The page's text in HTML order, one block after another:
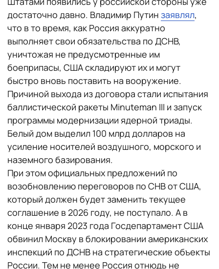
достаточно давно. Владимир Путин заявлял,
что в то время, как Россия аккуратно
выполняет свои обязательства по ДСНВ,
уничтожая не предусмотренные им
боеприпасы, США складируют их и могут
быстро вновь поставить на вооружение.
Причиной выхода из договора стали испытания
баллистической ракеты Minuteman III и запуск
программы модернизации ядерной триады.
Белый дом выделил 100 млрд долларов на
усиление носителей воздушного, морского и
наземного базирования.
При этом официальных предложений по
возобновлению переговоров по СНВ от США,
который должен будет заменить текущее
соглашение в 2026 году, не поступало. А в
конце января 2023 года Госдепартамент США
обвинил Москву в блокировании американских
инспекций по ДСНВ на стратегические объекты
России. Тем не менее Россия отнюдь не